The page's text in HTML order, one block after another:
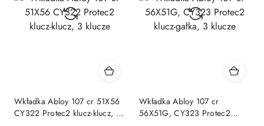
Wkładka Abloy 107 cr 51X56
CY322 Protec2 klucz-klucz, 3
Wkładka Abloy 107 cr
56X51G, CY323 Protec2